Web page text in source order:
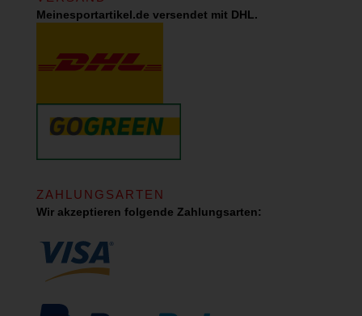
Meinesportartikel.de versendet mit DHL.
ZAHLUNGSARTEN
Wir akzeptieren folgende Zahlungsarten: